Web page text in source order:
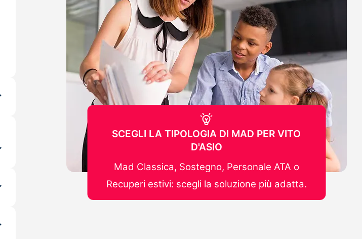
SCEGLI LA TIPOLOGIA DI MAD PER VITO
D'ASIO
Mad Classica, Sostegno, Personale ATA o
Recuperi estivi: scegli la soluzione più adatta.